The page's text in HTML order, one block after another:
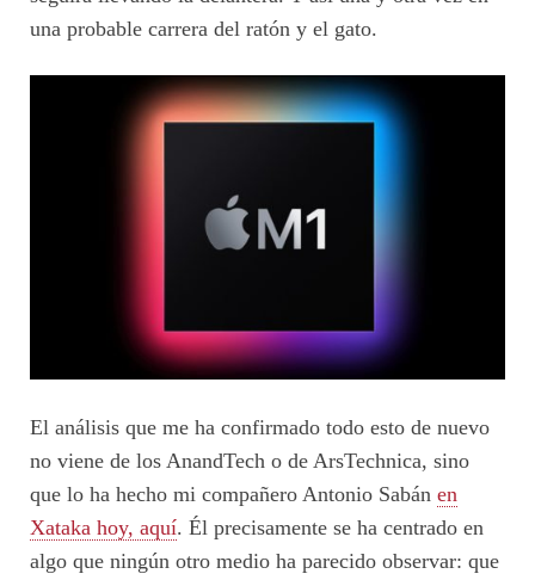
una probable carrera del ratón y el gato.
El análisis que me ha confirmado todo esto de nuevo
no viene de los AnandTech o de ArsTechnica, sino
que lo ha hecho mi compañero Antonio Sabán en
Xataka hoy, aquí. Él precisamente se ha centrado en
algo que ningún otro medio ha parecido observar: que